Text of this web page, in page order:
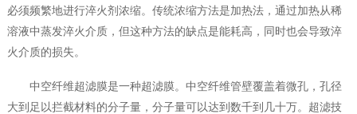
必须频繁地进行淬火剂浓缩。传统浓缩方法是加热法，通过加热从稀
溶液中蒸发淬火介质，但这种方法的缺点是能耗高，同时也会导致淬
火介质的损失。
中空纤维超滤膜是一种超滤膜。中空纤维管壁覆盖着微孔，孔径
大到足以拦截材料的分子量，分子量可以达到数千到几十万。超滤技